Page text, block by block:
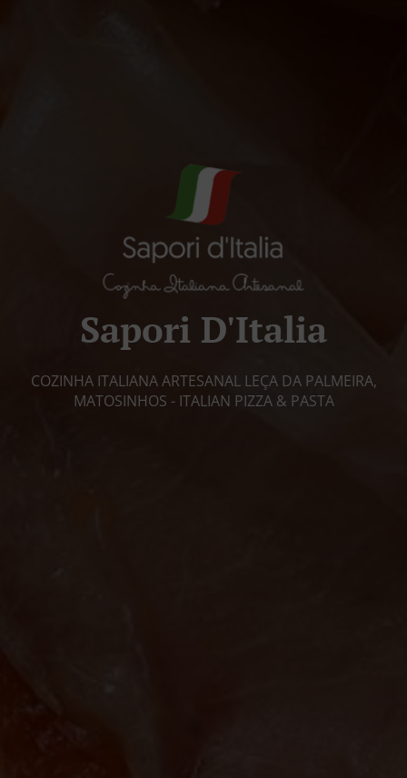
Sapori D'Italia
COZINHA ITALIANA ARTESANAL LEÇA DA PALMEIRA,
MATOSINHOS - ITALIAN PIZZA & PASTA